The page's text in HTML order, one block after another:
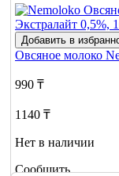
Добавить в
Овсяное молоко
990 ₸
1140 ₸
Нет в наличии
Сообщить